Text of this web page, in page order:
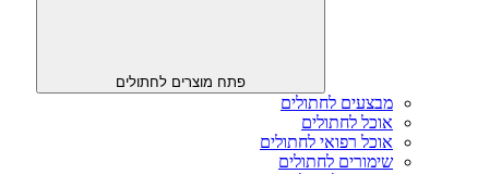
פתח מוצרים לחתולים
מבצעים לחתולים
אוכל לחתולים
אוכל רפואי לחתולים
שימורים לחתולים